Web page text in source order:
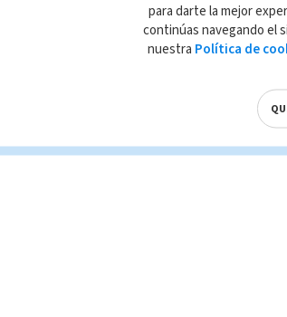
para darte la mejor
continúas navegando el
nuestra Política de